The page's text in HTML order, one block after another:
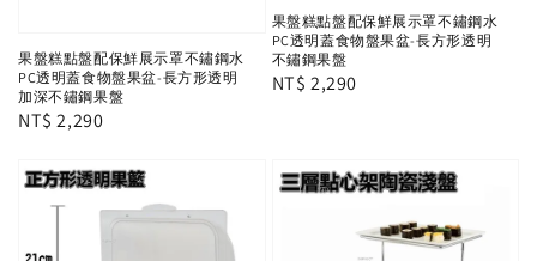
果盤糕點盤配保鮮展示罩不鏽鋼水
PC透明蓋食物盤果盆-長方形透明
加深不鏽鋼果盤
Regular
NT$ 2,290
果盤糕點盤配保鮮展示罩不鏽鋼水
PC透明蓋食物盤果盆-長方形透明
不鏽鋼果盤
Regular
NT$ 2,290